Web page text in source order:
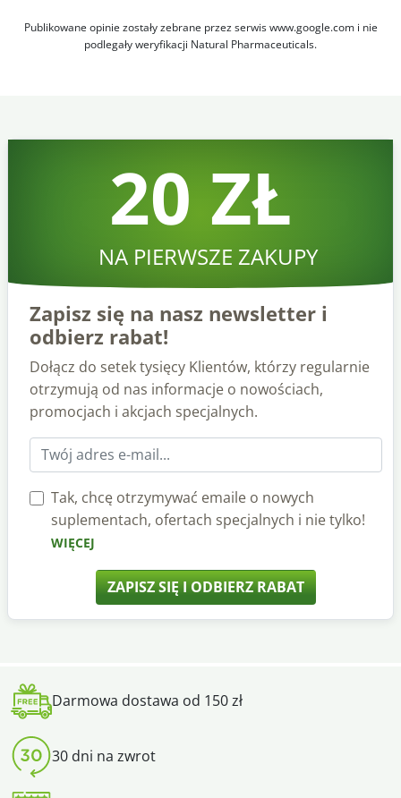
Publikowane opinie zostały zebrane przez serwis www.google.com i nie
podlegały weryfikacji Natural Pharmaceuticals.
20 ZŁ
NA PIERWSZE ZAKUPY
Zapisz się na nasz newsletter i
odbierz rabat!
Dołącz do setek tysięcy Klientów, którzy regularnie
otrzymują od nas informacje o nowościach,
promocjach i akcjach specjalnych.
ZAPISZ SIĘ I ODBIERZ RABAT
Tak, chcę otrzymywać emaile o nowych
suplementach, ofertach specjalnych i nie tylko!
WIĘCEJ
Darmowa dostawa od 150 zł
30 dni na zwrot